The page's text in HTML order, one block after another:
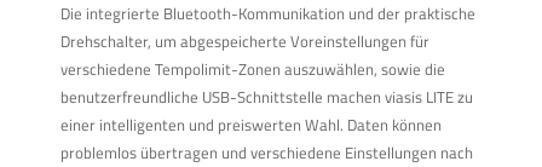
Die integrierte Bluetooth-Kommunikation und der praktische
Drehschalter, um abgespeicherte Voreinstellungen für
verschiedene Tempolimit-Zonen auszuwählen, sowie die
benutzerfreundliche USB-Schnittstelle machen viasis LITE zu
einer intelligenten und preiswerten Wahl. Daten können
problemlos übertragen und verschiedene Einstellungen nach